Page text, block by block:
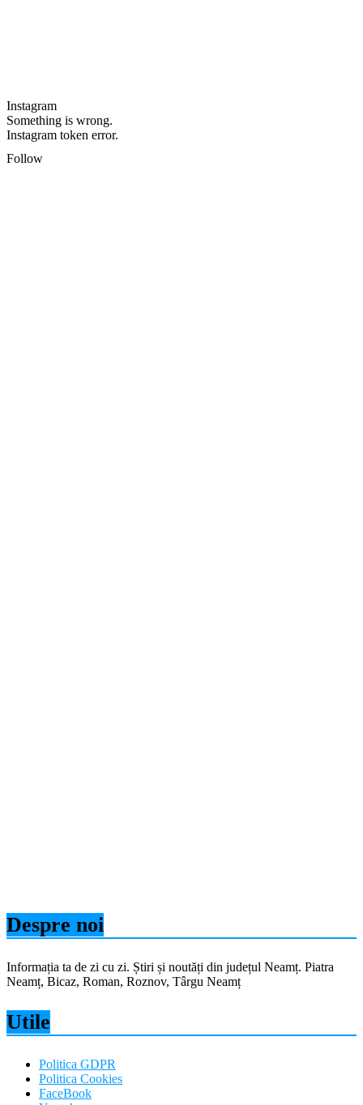
Instagram
Something is wrong.
Instagram token error.
Follow
Despre noi
Informația ta de zi cu zi. Știri și noutăți din județul Neamț. Piatra
Neamț, Bicaz, Roman, Roznov, Târgu Neamț
Utile
Politica GDPR
Politica Cookies
FaceBook